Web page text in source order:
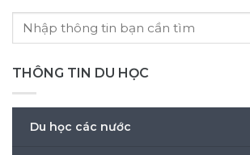
THÔNG TIN DU HỌC
Du học các nước